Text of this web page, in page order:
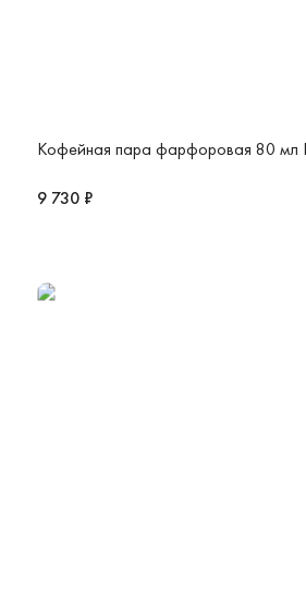
Кофейная пара фарфоровая 80 мл
9 730 ₽